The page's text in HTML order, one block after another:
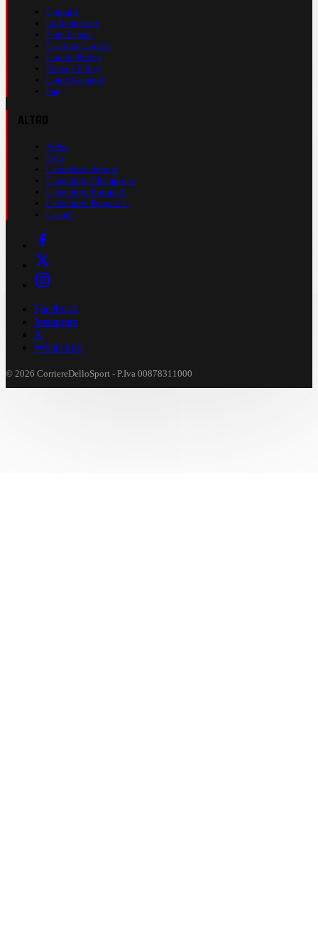
Contatti
La Redazione
Nota Legale
Gestione Cookie
Cookie Policy
Privacy Policy
Cond. Generali
Faq
Video
Foto
Calendario Serie A
Calendario Champions
Calendario Europa L.
Calendario Premier L.
Casinò
Facebook
Instagram
X
WhatsApp
© 2026 CorriereDelloSport - P.Iva 00878311000